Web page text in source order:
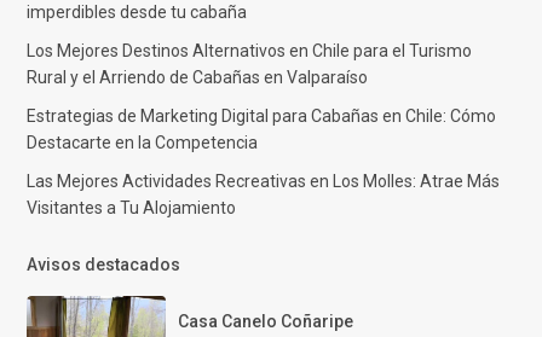
imperdibles desde tu cabaña
Los Mejores Destinos Alternativos en Chile para el Turismo
Rural y el Arriendo de Cabañas en Valparaíso
Estrategias de Marketing Digital para Cabañas en Chile: Cómo
Destacarte en la Competencia
Las Mejores Actividades Recreativas en Los Molles: Atrae Más
Visitantes a Tu Alojamiento
Avisos destacados
Casa Canelo Coñaripe